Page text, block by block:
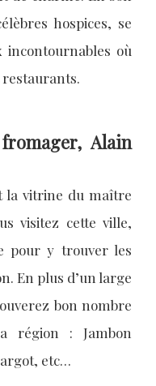
hospices, se
où
restaurants.
Alain
la vitrine du maître
visitez cette ville,
pour y trouver les
En plus d’un large
bon nombre
région : Jambon
etc…